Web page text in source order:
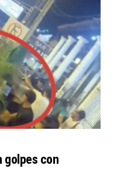
golpes con